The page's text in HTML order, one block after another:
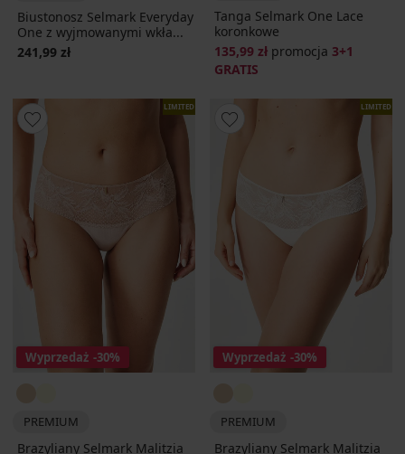
Biustonosz Selmark Everyday
One z wyjmowanymi wkła...
241,99 zł
Tanga Selmark One Lace
koronkowe
135,99 zł promocja 3+1
GRATIS
LIMITED
Wyprzedaż -30%
PREMIUM
Brazyliany Selmark Malitzia
LIMITED
Wyprzedaż -30%
PREMIUM
Brazyliany Selmark Malitzia